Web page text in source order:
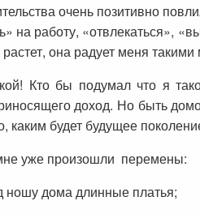
очень позитивно
на работу, «отвлекаться»,
она радует меня
Кто бы подумал что я
доход. Но быть
каким будет будущее
уже произошли перемены:
ношу дома длинные платья;